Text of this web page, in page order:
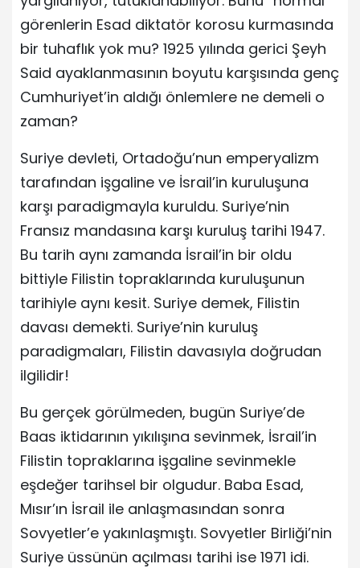
görenlerin Esad diktatör korosu kurmasında
bir tuhaflık yok mu? 1925 yılında gerici Şeyh
Said ayaklanmasının boyutu karşısında genç
Cumhuriyet’in aldığı önlemlere ne demeli o
zaman?
Suriye devleti, Ortadoğu’nun emperyalizm
tarafından işgaline ve İsrail’in kuruluşuna
karşı paradigmayla kuruldu. Suriye’nin
Fransız mandasına karşı kuruluş tarihi 1947.
Bu tarih aynı zamanda İsrail’in bir oldu
bittiyle Filistin topraklarında kuruluşunun
tarihiyle aynı kesit. Suriye demek, Filistin
davası demekti. Suriye’nin kuruluş
paradigmaları, Filistin davasıyla doğrudan
ilgilidir!
Bu gerçek görülmeden, bugün Suriye’de
Baas iktidarının yıkılışına sevinmek, İsrail’in
Filistin topraklarına işgaline sevinmekle
eşdeğer tarihsel bir olgudur. Baba Esad,
Mısır’ın İsrail ile anlaşmasından sonra
Sovyetler’e yakınlaşmıştı. Sovyetler Birliği’nin
Suriye üssünün açılması tarihi ise 1971 idi.